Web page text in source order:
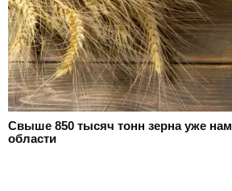
Свыше 850 тысяч тонн зерна уже
области